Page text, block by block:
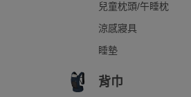
兒童枕頭/午睡枕
涼感寢具
睡墊
背巾